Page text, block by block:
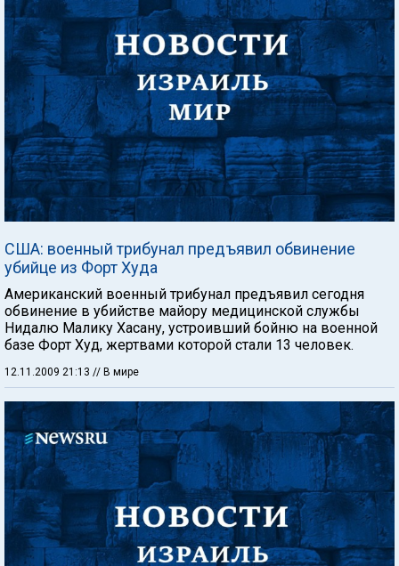
США: военный трибунал предъявил обвинение
убийце из Форт Худа
Американский военный трибунал предъявил сегодня
обвинение в убийстве майору медицинской службы
Нидалю Малику Хасану, устроивший бойню на военной
базе Форт Худ, жертвами которой стали 13 человек.
12.11.2009 21:13 // В мире